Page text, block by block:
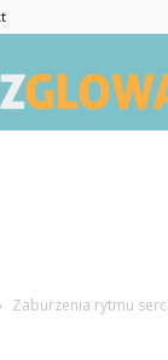
Zaburzenia rytmu